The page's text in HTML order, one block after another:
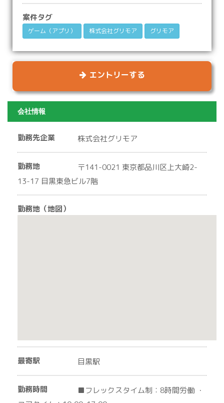
案件タグ
ゲーム（アプリ） 株式会社グリモア グリモア
エントリーする
会社情報
勤務先企業 株式会社グリモア
勤務地
〒141-0021 東京都品川区上大崎2-
13-17 目黒東急ビル7階
勤務地（地図）
最寄駅 目黒駅
勤務時間
■フレックスタイム制：8時間労働 ・